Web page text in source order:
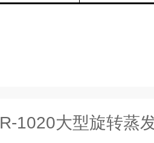
R-1020大型旋转蒸